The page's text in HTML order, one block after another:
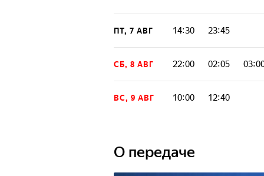
ПТ, 7 АВГ 14:30 23:45
СБ, 8 АВГ 22:00 02:05
ВС, 9 АВГ 10:00 12:40
О передаче